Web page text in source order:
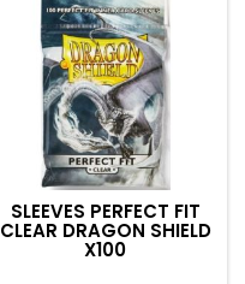
SLEEVES PERFECT FIT
CLEAR DRAGON SHIELD
X100